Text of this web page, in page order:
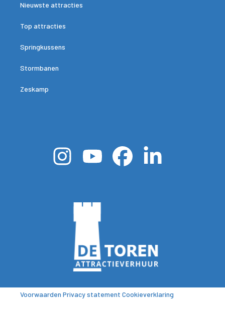
Nieuwste attracties
Top attracties
Springkussens
Stormbanen
Zeskamp
Voorwaarden Privacy statement Cookieverklaring